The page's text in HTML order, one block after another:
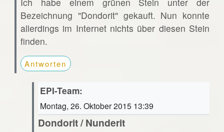
Bezeichnung "Dondorit" gekauft. Nun konnte
allerdings im Internet nichts über diesen Stein
finden.
Antworten
EPI-Team:
Montag, 26. Oktober 2015 13:39
Dondorit / Nunderit